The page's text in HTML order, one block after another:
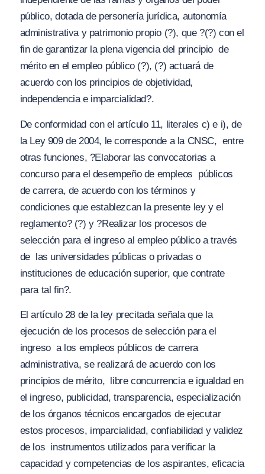
público, dotada de personería jurídica, autonomía
administrativa y patrimonio propio (?), que ?(?) con el
fin de garantizar la plena vigencia del principio de
mérito en el empleo público (?), (?) actuará de
acuerdo con los principios de objetividad,
independencia e imparcialidad?.
De conformidad con el artículo 11, literales c) e i), de
la Ley 909 de 2004, le corresponde a la CNSC, entre
otras funciones, ?Elaborar las convocatorias a
concurso para el desempeño de empleos públicos
de carrera, de acuerdo con los términos y
condiciones que establezcan la presente ley y el
reglamento? (?)y ?Realizar los procesos de
selección para el ingreso al empleo público a través
de las universidades públicas o privadas o
instituciones de educación superior, que contrate
para tal fin?.
El artículo 28 de la ley precitada señala que la
ejecución de los procesos de selección para el
ingreso a los empleos públicos de carrera
administrativa, se realizará de acuerdo con los
principios de mérito, libre concurrencia e igualdad en
el ingreso, publicidad, transparencia, especialización
de los órganos técnicos encargados de ejecutar
estos procesos, imparcialidad, confiabilidad y validez
de los instrumentos utilizados para verificar la
capacidad y competencias de los aspirantes, eficacia